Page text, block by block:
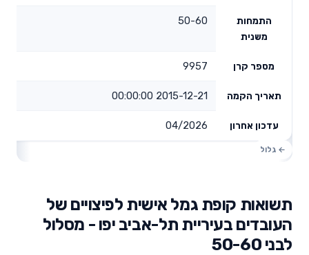
התמחות
משנית
50-60
מספר קרן 9957
תאריך הקמה 2015-12-21 00:00:00
עדכון אחרון 04/2026
תשואות קופת גמל אישית לפיצויים של
העובדים בעיריית תל-אביב יפו - מסלול
לבני 50-60